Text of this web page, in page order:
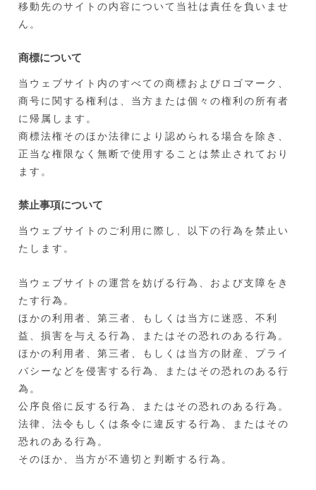
移動先のサイトの内容について当社は責任を負いませ
ん。
商標について
当ウェブサイト内のすべての商標およびロゴマーク、
商号に関する権利は、当方または個々の権利の所有者
に帰属します。
商標法権そのほか法律により認められる場合を除き、
正当な権限なく無断で使用することは禁止されており
ます。
禁止事項について
当ウェブサイトのご利用に際し、以下の行為を禁止い
たします。
当ウェブサイトの運営を妨げる行為、および支障をき
たす行為。
ほかの利用者、第三者、もしくは当方に迷惑、不利
益、損害を与える行為、またはその恐れのある行為。
ほかの利用者、第三者、もしくは当方の財産、プライ
バシーなどを侵害する行為、またはその恐れのある行
為。
公序良俗に反する行為、またはその恐れのある行為。
法律、法令もしくは条令に違反する行為、またはその
恐れのある行為。
そのほか、当方が不適切と判断する行為。